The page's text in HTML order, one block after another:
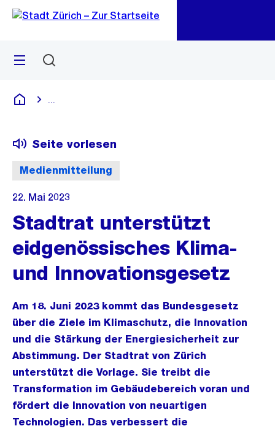
Navigation
Sprunglink
Menü
Deutsch
Medienmitteilung
Seite vorlesen
22. Mai 2023
Stadtrat unterstützt
eidgenössisches Klima-
und Innovationsgesetz
Am 18. Juni 2023 kommt das Bundesgesetz
über die Ziele im Klimaschutz, die Innovation
und die Stärkung der Energiesicherheit zur
Abstimmung. Der Stadtrat von Zürich
unterstützt die Vorlage. Sie treibt die
Transformation im Gebäudebereich voran und
fördert die Innovation von neuartigen
Technologien. Das verbessert die